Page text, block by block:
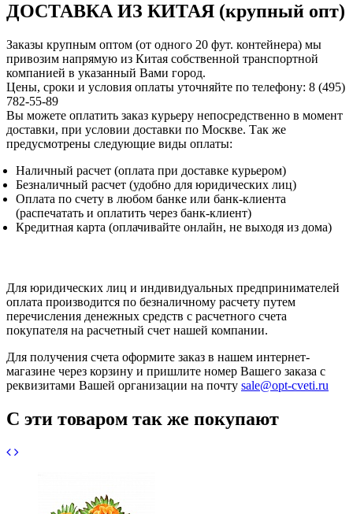
ДОСТАВКА ИЗ КИТАЯ (крупный опт)
Заказы крупным оптом (от одного 20 фут. контейнера) мы
привозим напрямую из Китая собственной транспортной
компанией в указанный Вами город.
Цены, сроки и условия оплаты уточняйте по телефону: 8 (495)
782-55-89
Вы можете оплатить заказ курьеру непосредственно в момент
доставки, при условии доставки по Москве. Так же
предусмотрены следующие виды оплаты:
Наличный расчет (оплата при доставке курьером)
Безналичный расчет (удобно для юридических лиц)
Оплата по счету в любом банке или банк-клиента
(распечатать и оплатить через банк-клиент)
Кредитная карта (оплачивайте онлайн, не выходя из дома)
Для юридических лиц и индивидуальных предпринимателей
оплата производится по безналичному расчету путем
перечисления денежных средств с расчетного счета
покупателя на расчетный счет нашей компании.
Для получения счета оформите заказ в нашем интернет-
магазине через корзину и пришлите номер Вашего заказа с
реквизитами Вашей организации на почту sale@opt-cveti.ru
С эти товаром так же покупают